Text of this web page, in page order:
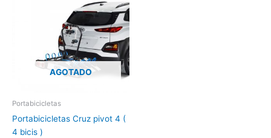
AGOTADO
Portabicicletas
Portabicicletas Cruz pivot 4 (
4 bicis )
€430.00.
es:
€340.00.